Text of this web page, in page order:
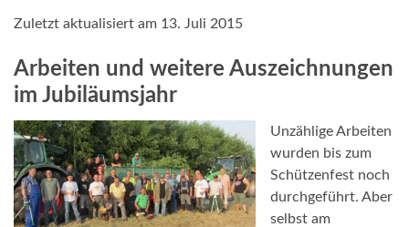
Zuletzt aktualisiert am 13. Juli 2015
Arbeiten und weitere Auszeichnungen
im Jubiläumsjahr
Unzählige Arbeiten
wurden bis zum
Schützenfest noch
durchgeführt. Aber
selbst am